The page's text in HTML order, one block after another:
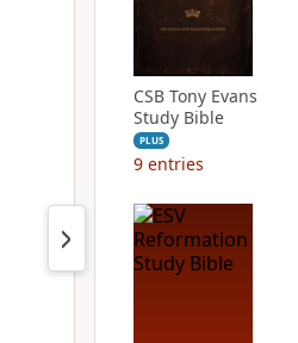
CSB Tony Evans
Study Bible
PLUS
9 entries